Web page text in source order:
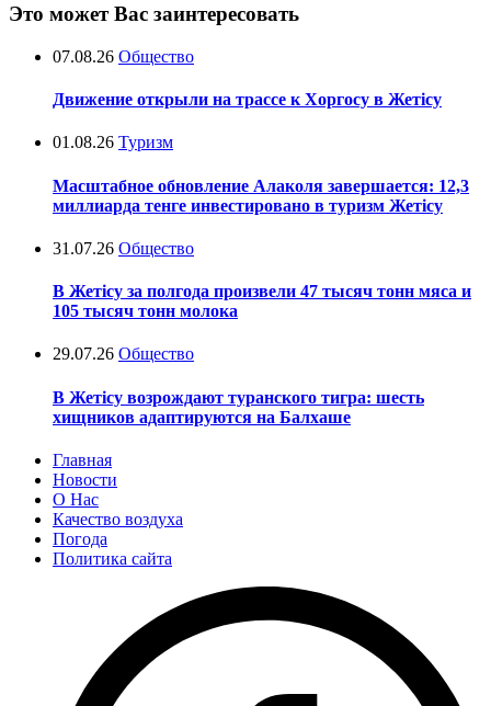
Это может Вас заинтересовать
07.08.26 Общество
Движение открыли на трассе к Хоргосу в Жетісу
01.08.26 Туризм
Масштабное обновление Алаколя завершается: 12,3
миллиарда тенге инвестировано в туризм Жетісу
31.07.26 Общество
В Жетісу за полгода произвели 47 тысяч тонн мяса и
105 тысяч тонн молока
29.07.26 Общество
В Жетісу возрождают туранского тигра: шесть
хищников адаптируются на Балхаше
Главная
Новости
О Нас
Качество воздуха
Погода
Политика сайта